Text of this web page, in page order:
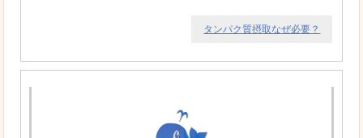
タンパク質摂取なぜ必要？